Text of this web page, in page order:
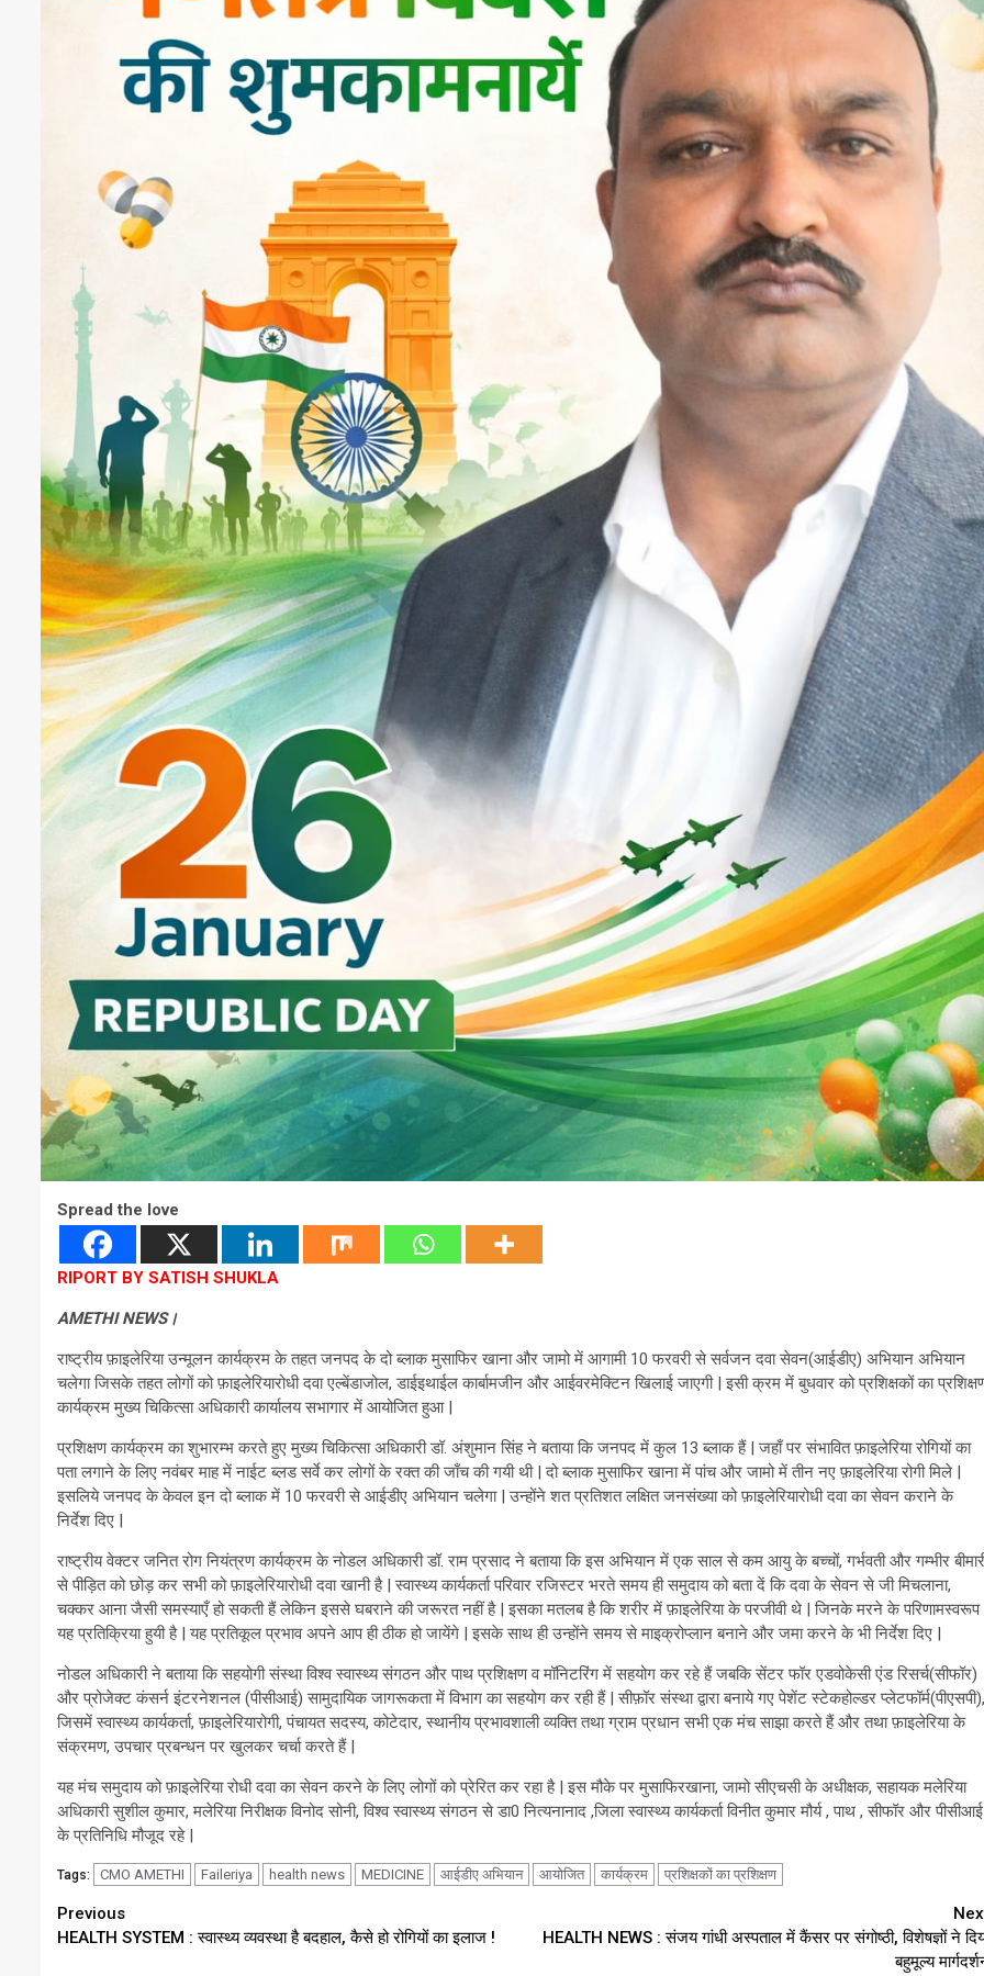
Spread the love
RIPORT BY SATISH SHUKLA
AMETHI NEWS।
राष्ट्रीय फ़ाइलेरिया उन्मूलन कार्यक्रम के तहत जनपद के दो ब्लाक मुसाफिर खाना और जामो में आगामी 10 फरवरी से सर्वजन दवा सेवन(आईडीए) अभियान अभियान
चलेगा जिसके तहत लोगों को फ़ाइलेरियारोधी दवा एल्बेंडाजोल, डाईइथाईल कार्बामजीन और आईवरमेक्टिन खिलाई जाएगी | इसी क्रम में बुधवार को प्रशिक्षकों का
कार्यक्रम मुख्य चिकित्सा अधिकारी कार्यालय सभागार में आयोजित हुआ |
प्रशिक्षण कार्यक्रम का शुभारम्भ करते हुए मुख्य चिकित्सा अधिकारी डॉ. अंशुमान सिंह ने बताया कि जनपद में कुल 13 ब्लाक हैं | जहाँ पर संभावित फ़ाइलेरिया रोगियों का
पता लगाने के लिए नवंबर माह में नाईट ब्लड सर्वे कर लोगों के रक्त की जाँच की गयी थी | दो ब्लाक मुसाफिर खाना में पांच और जामो में तीन नए फ़ाइलेरिया रोगी मिले |
इसलिये जनपद के केवल इन दो ब्लाक में 10 फरवरी से आईडीए अभियान चलेगा | उन्होंने शत प्रतिशत लक्षित जनसंख्या को फ़ाइलेरियारोधी दवा का सेवन कराने के
निर्देश दिए |
राष्ट्रीय वेक्टर जनित रोग नियंत्रण कार्यक्रम के नोडल अधिकारी डॉ. राम प्रसाद ने बताया कि इस अभियान में एक साल से कम आयु के बच्चों, गर्भवती और गम्भीर
से पीड़ित को छोड़ कर सभी को फ़ाइलेरियारोधी दवा खानी है | स्वास्थ्य कार्यकर्ता परिवार रजिस्टर भरते समय ही समुदाय को बता दें कि दवा के सेवन से जी मिचलाना,
चक्कर आना जैसी समस्याएँ हो सकती हैं लेकिन इससे घबराने की जरूरत नहीं है | इसका मतलब है कि शरीर में फ़ाइलेरिया के परजीवी थे | जिनके मरने के परिणामस्वरूप
यह प्रतिक्रिया हुयी है | यह प्रतिकूल प्रभाव अपने आप ही ठीक हो जायेंगे | इसके साथ ही उन्होंने समय से माइक्रोप्लान बनाने और जमा करने के भी निर्देश दिए |
नोडल अधिकारी ने बताया कि सहयोगी संस्था विश्व स्वास्थ्य संगठन और पाथ प्रशिक्षण व मॉनिटरिंग में सहयोग कर रहे हैं जबकि सेंटर फॉर एडवोकेसी एंड रिसर्च(सीफॉर)
और प्रोजेक्ट कंसर्न इंटरनेशनल (पीसीआई) सामुदायिक जागरूकता में विभाग का सहयोग कर रही हैं | सीफ़ॉर संस्था द्वारा बनाये गए पेशेंट स्टेकहोल्डर प्लेटफॉर्म(पीएसपी),
जिसमें स्वास्थ्य कार्यकर्ता, फ़ाइलेरियारोगी, पंचायत सदस्य, कोटेदार, स्थानीय प्रभावशाली व्यक्ति तथा ग्राम प्रधान सभी एक मंच साझा करते हैं और तथा फ़ाइलेरिया के
संक्रमण, उपचार प्रबन्धन पर खुलकर चर्चा करते हैं |
यह मंच समुदाय को फ़ाइलेरिया रोधी दवा का सेवन करने के लिए लोगों को प्रेरित कर रहा है | इस मौके पर मुसाफिरखाना, जामो सीएचसी के अधीक्षक, सहायक मलेरिया
अधिकारी सुशील कुमार, मलेरिया निरीक्षक विनोद सोनी, विश्व स्वास्थ्य संगठन से डा0 नित्यनानाद ,जिला स्वास्थ्य कार्यकर्ता विनीत कुमार मौर्य , पाथ , सीफॉर और पीसीआई
के प्रतिनिधि मौजूद रहे |
Tags: CMO AMETHI Faileriya health news MEDICINE आईडीए अभियान आयोजित कार्यक्रम प्रशिक्षकों का प्रशिक्षण
Continue
Reading
Previous
HEALTH SYSTEM : स्वास्थ्य व्यवस्था है बदहाल, कैसे हो रोगियों का इलाज !
HEALTH NEWS : संजय गांधी अस्पताल में कैंसर पर संगोष्ठी, विशेषज्ञों ने
बहुमूल्य